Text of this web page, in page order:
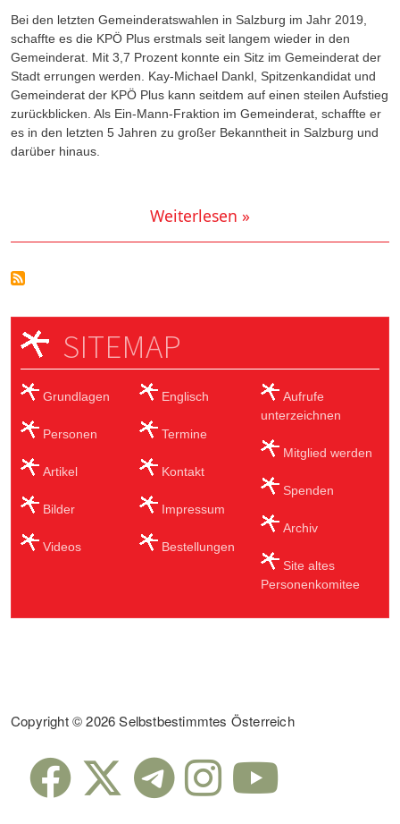
Bei den letzten Gemeinderatswahlen in Salzburg im Jahr 2019,
schaffte es die KPÖ Plus erstmals seit langem wieder in den
Gemeinderat. Mit 3,7 Prozent konnte ein Sitz im Gemeinderat der
Stadt errungen werden. Kay-Michael Dankl, Spitzenkandidat und
Gemeinderat der KPÖ Plus kann seitdem auf einen steilen Aufstieg
zurückblicken. Als Ein-Mann-Fraktion im Gemeinderat, schaffte er
es in den letzten 5 Jahren zu großer Bekanntheit in Salzburg und
darüber hinaus.
Weiterlesen »
SITEMAP
Grundlagen
Personen
Artikel
Bilder
Videos
Englisch
Termine
Kontakt
Impressum
Bestellungen
Aufrufe
unterzeichnen
Mitglied werden
Spenden
Archiv
Site altes
Personenkomitee
Copyright © 2026 Selbstbestimmtes Österreich